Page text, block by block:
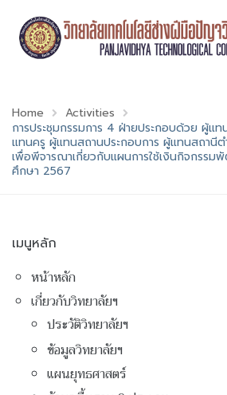
Home
Activities
การประชุมกรรมการ 4 ฝ่ายประกอบด้วย ผู้
แทนครู ผู้แทนสถานประกอบการ ผู้แทนสถานีต
เพื่อพีจารณาเกี่ยวกับแผนการใช้เงินกิจกรรม
ศึกษา 2567
เมนูหลัก
หน้าหลัก
เกี่ยวกับวิทยาลัยฯ
ประวัติวิทยาลัยฯ
ข้อมูลวิทยาลัยฯ
แผนยุทธศาสตร์